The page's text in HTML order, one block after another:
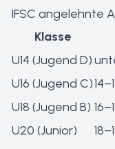
IFSC angelehnte
Klasse
U14 (Jugend D)
U16 (Jugend C)
U18 (Jugend B)
U20 (Junior)